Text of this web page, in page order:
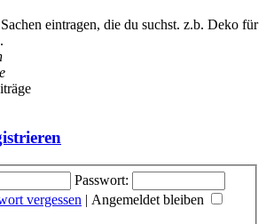
eintragen, die du suchst. z.b. Deko für
Passwort:
vergessen | Angemeldet bleiben